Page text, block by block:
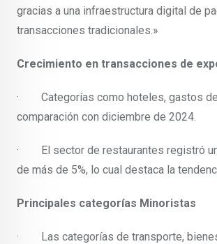
gracias a una infraestructura digital de
transacciones tradicionales.»
Crecimiento en transacciones de
· Categorías como hoteles, gastos de
comparación con diciembre de 2024.
· El sector de restaurantes registró un
de más de 5%, lo cual destaca la
Principales categorías Minoristas
· Las categorías de transporte, bienes